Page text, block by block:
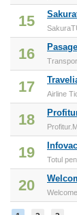
15
16
17 Airline
18
19 Totul
20